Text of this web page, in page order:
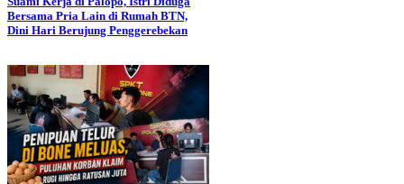
Bersama Pria Lain di Rumah BTN,
Dini Hari Berujung Penggerebekan